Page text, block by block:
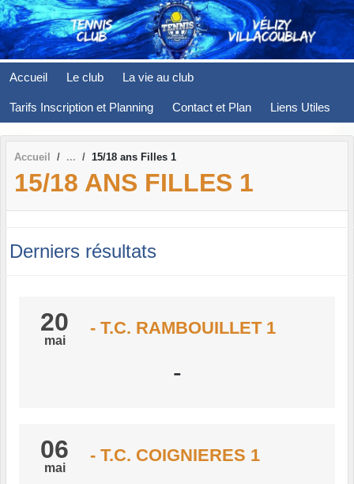
Accueil Le club La vie au club
Tarifs Inscription et Planning Contact et Plan Liens Utiles
Accueil 15/18 ans Filles 1
15/18 ANS FILLES 1
Derniers résultats
20
mai
- T.C. RAMBOUILLET 1
-
06
mai
- T.C. COIGNIERES 1
Panneau de gestion des cookies